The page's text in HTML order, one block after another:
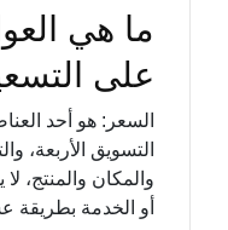
ما هي
على
السعر: هو أحد
التسويق الأربعة،
والمكان والمنتج،
أو الخدمة بطريقة